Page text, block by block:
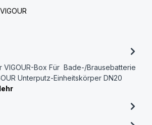
VIGOUR-Box Für Bade-/Brausebatterie
Unterputz-Einheitskörper DN20